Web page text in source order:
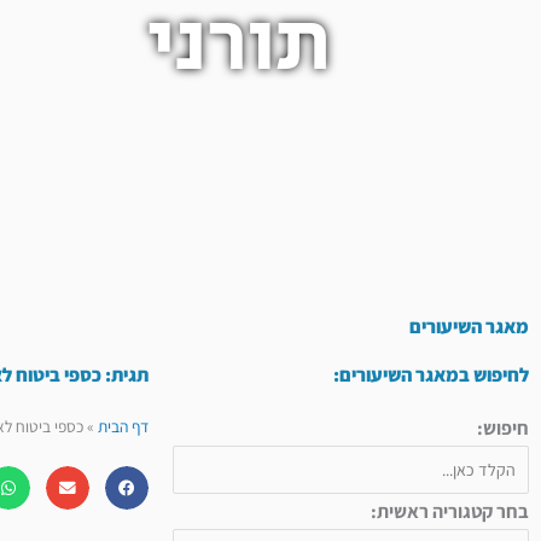
תורני
מאגר השיעורים
לחיפוש במאגר השיעורים:
חיפוש:
בחר קטגוריה ראשית:
תגית: כספי ביטוח
דף הבית»כספי ביטוח